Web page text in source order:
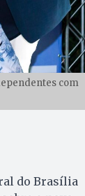
com
do Brasília